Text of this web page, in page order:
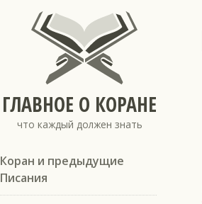
ГЛАВНОЕ О КОРАНЕ
что каждый должен знать
Коран и предыдущие
Писания